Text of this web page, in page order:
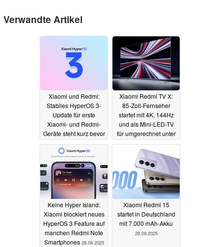
Verwandte Artikel
Xiaomi und Redmi:
Stabiles HyperOS 3-
Update für erste
Xiaomi- und Redmi-
Geräte steht kurz bevor
Xiaomi Redmi TV X:
85-Zoll-Fernseher
startet mit 4K, 144Hz
und als Mini-LED-TV
für umgerechnet unter
Keine Hyper Island:
Xiaomi blockiert neues
HyperOS 3 Feature auf
manchen Redmi Note
Smartphones 28.09.2025
Xiaomi Redmi 15
startet in Deutschland
mit 7.000 mAh-Akku
28.09.2025